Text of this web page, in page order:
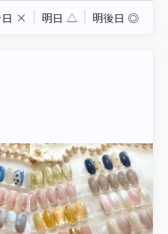
× 明日 △ 明後日 ◎